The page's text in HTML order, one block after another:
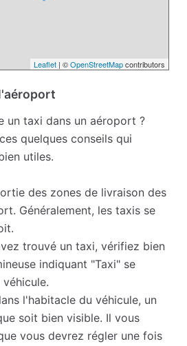
Leaflet| ©OpenStreetMapcontributors
un taxi dans un aéroport ?
quelques conseils qui
utiles.
des zones de livraison des
Généralement, les taxis se
trouvé un taxi, vérifiez bien
indiquant "Taxi" se
l'habitacle du véhicule, un
soit bien visible. Il vous
vous devrez régler une fois